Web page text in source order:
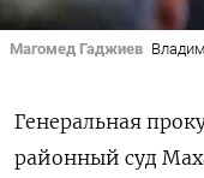
Магомед Гаджиев
Генеральная
районный суд